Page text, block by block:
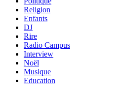
Religion
Enfants
DJ
Rire
Radio Campus
Interview
Noël
Musique
Education